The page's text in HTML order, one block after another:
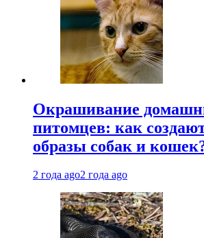
Окрашивание
питомцев: как
образы собак и
2 года ago2 года ago